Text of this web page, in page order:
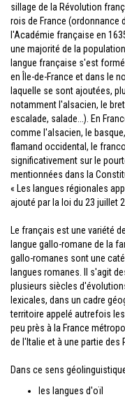
sillage de la Révolution
rois de France (ordonnance
l'Académie française en
une majorité de la
langue française s'est
en Île-de-France et dans le
laquelle se sont ajoutées,
notamment l'alsacien, le
escalade, salade...). En
comme l'alsacien, le
flamand occidental, le
significativement sur le
mentionnées dans la
« Les langues régionales
ajouté par la loi du 23 juillet
Le français est une variété
langue gallo-romane de la
gallo-romanes sont une
langues romanes. Il s'agit
plusieurs siècles
lexicales, dans un cadre
territoire appelé autrefois
peu près à la France
de l'Italie et à une partie des
Dans ce sens
les langues d'oïl